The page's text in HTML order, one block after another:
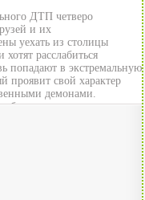
ДТП четверо
и их
уехать из столицы
расслабиться
попадают в экстремальную
проявит свой характер
демонами.
и с...